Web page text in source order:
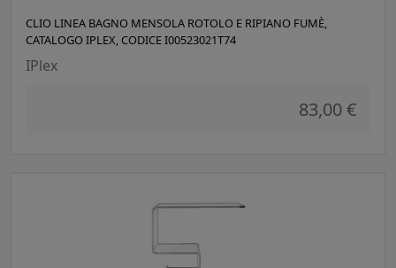
CLIO LINEA BAGNO MENSOLA ROTOLO E RIPIANO FUMÈ,
CATALOGO IPLEX, CODICE I00523021T74
IPlex
83,00 €